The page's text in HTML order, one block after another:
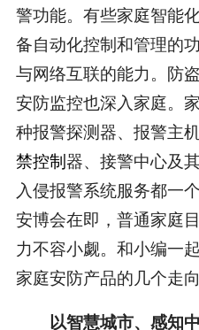
警功能。有些家庭智能
备自动化控制和管理的
与网络互联的能力。防
安防监控也深入家庭。
种报警探测器、报警主
禁控制器、接警中心及
入侵报警系统服务都一
安博会在即，普通家庭
力不容小觑。和小编一
家庭安防产品的几个走
以智慧城市、感知中